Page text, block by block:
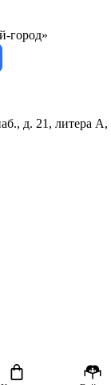
город»
д. 21, литера А,